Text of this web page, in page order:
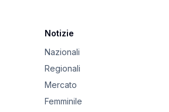
Notizie
Nazionali
Regionali
Mercato
Femminile